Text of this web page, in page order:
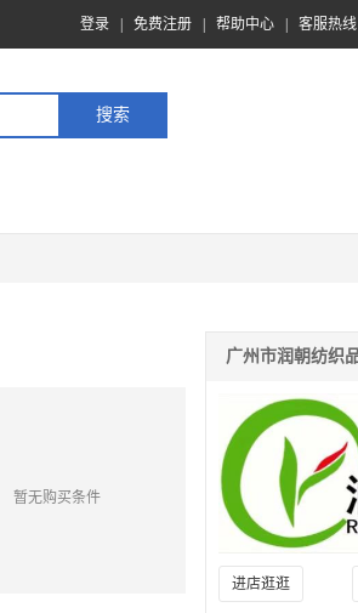
登录 免费注册 帮助中心 客服热线
暂无购买条件
广州市润朝纺织
进店逛逛